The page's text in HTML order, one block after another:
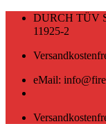
Zum
DURCH TÜV
11925-2
eMail: